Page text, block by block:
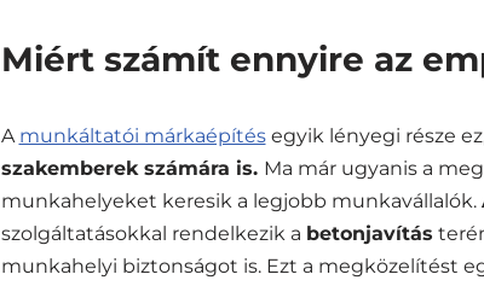
Miért számít ennyire az
A munkáltatói márkaépítésegyik lényegi része
szakemberek számára is. Ma már ugyanis a
munkahelyeket keresik a legjobb munkavállalók.
szolgáltatásokkal rendelkezik a betonjavítás
munkahelyi biztonságot is. Ezt a megközelítést